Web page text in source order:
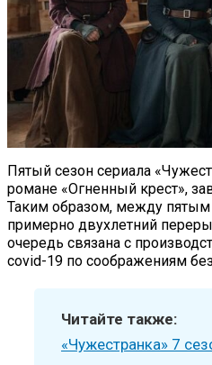
Пятый сезон сериала
романе «Огненный крест»,
Таким образом, между
примерно двухлетний
очередь связана с
covid-19 по соображениям
Читайте также:
«Чужестранка» 7